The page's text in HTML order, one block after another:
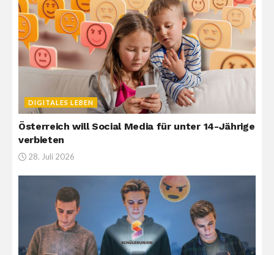
DIGITALES LEBEN
Österreich will Social Media für unter 14-Jährige
verbieten
28. Juli 2026